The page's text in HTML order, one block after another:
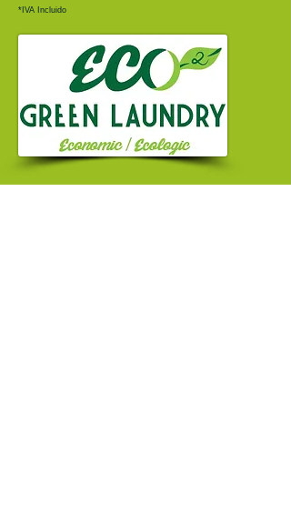
*IVA Incluido